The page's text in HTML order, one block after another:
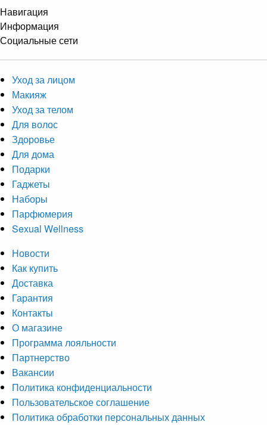
Навигация
Информация
Социальные сети
Уход за лицом
Макияж
Уход за телом
Для волос
Здоровье
Для дома
Подарки
Гаджеты
Наборы
Парфюмерия
Sexual Wellness
Новости
Как купить
Доставка
Гарантия
Контакты
О магазине
Программа лояльности
Партнерство
Вакансии
Политика конфиденциальности
Пользовательское соглашение
Политика обработки персональных данных